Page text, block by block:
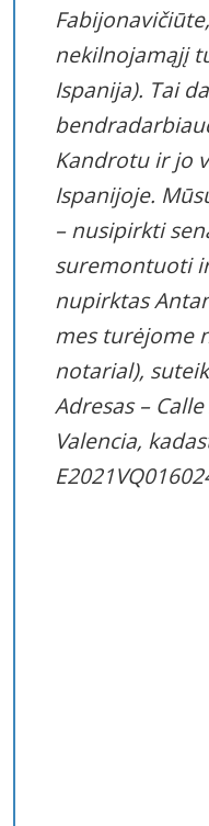
nekilnojamąjį
Ispanija). Tai
Kandrotu ir jo
Ispanijoje.
– nusipirkti
suremontuoti
nupirktas
mes turėjome
notarial),
Adresas –
Valencia,